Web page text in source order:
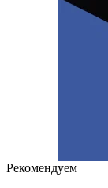
Рекомендуем